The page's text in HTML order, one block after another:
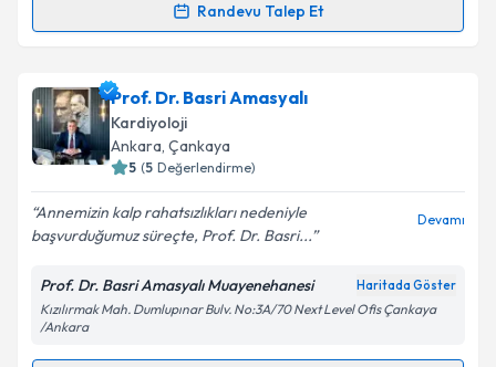
Randevu Talep Et
Randevu Takvimi Talebi
Prof. Dr. Osman Yılmaziçin randevu takvimi talebi
oluşturun. Size bu uzmandan randevu almanız için bir
takvim hazırlandığında e-posta ile bilgilendireceğiz.
Kişisel verilerimin işlenmesine ilişkin
Aydınlatma
Metni'ni okudum ve kişisel verilerimin belirtilen
Prof. Dr. Basri Amasyalı
Kardiyoloji
Ankara, Çankaya
5 (5 Değerlendirme)
Annemizin kalp rahatsızlıkları nedeniyle
başvurduğumuz süreçte, Prof. Dr. Basri...
Devamı
Prof. Dr. Basri Amasyalı Muayenehanesi Haritada Göster
Kızılırmak Mah. Dumlupınar Bulv. No:3A/70 Next Level Ofis Çankaya
/Ankara